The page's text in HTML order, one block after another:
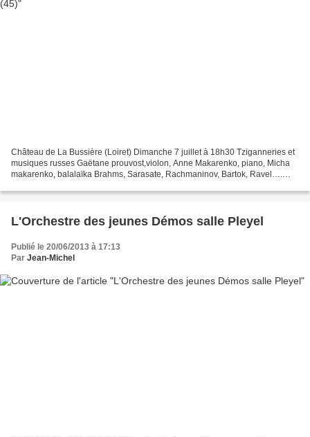
Château de La Bussière (Loiret) Dimanche 7 juillet à 18h30 Tziganneries et
musiques russes Gaëtane prouvost,violon, Anne Makarenko, piano, Micha
makarenko, balalaïka Brahms, Sarasate, Rachmaninov, Bartok, Ravel….
L'Orchestre des jeunes Démos salle Pleyel
Publié le 20/06/2013 à 17:13
Par Jean-Michel